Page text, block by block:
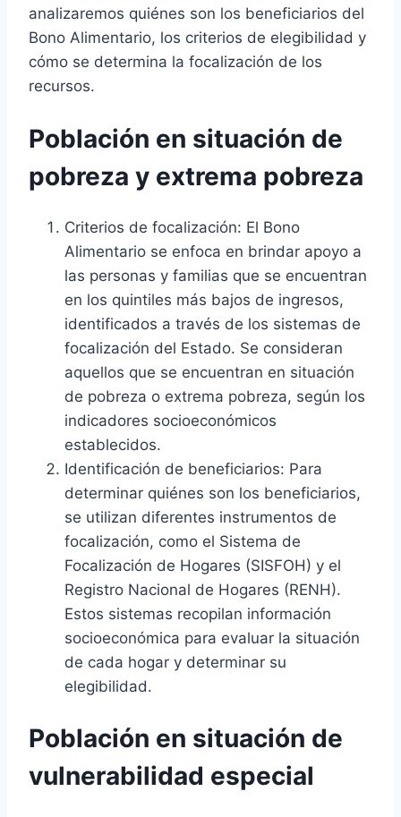
analizaremos quiénes son los beneficiarios del
Bono Alimentario, los criterios de elegibilidad y
cómo se determina la focalización de los
recursos.
Población en situación de
pobreza y extrema pobreza
Criterios de focalización: El Bono
Alimentario se enfoca en brindar apoyo a
las personas y familias que se encuentran
en los quintiles más bajos de ingresos,
identificados a través de los sistemas de
focalización del Estado. Se consideran
aquellos que se encuentran en situación
de pobreza o extrema pobreza, según los
indicadores socioeconómicos
establecidos.
Identificación de beneficiarios: Para
determinar quiénes son los beneficiarios,
se utilizan diferentes instrumentos de
focalización, como el Sistema de
Focalización de Hogares (SISFOH) y el
Registro Nacional de Hogares (RENH).
Estos sistemas recopilan información
socioeconómica para evaluar la situación
de cada hogar y determinar su
elegibilidad.
Población en situación de
vulnerabilidad especial